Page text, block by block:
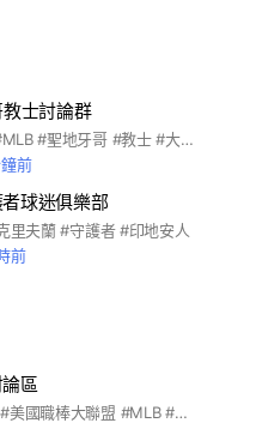
士討論群
教士隊討論群 #MLB #聖地牙哥 #教士 #大聯盟 #棒球 #SanDiego #Padres
前
球迷俱樂部
里夫蘭 #守護者 #印地安人
前
區
#波士頓 #紅襪 #美國職棒大聯盟 #MLB #Boston #RedSox